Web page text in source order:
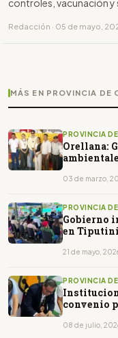
controles, vacunación y
Redacción · 05 de mayo,
MÁS EN PROVINCIA DE
PROVINCIA
Orellana:
03 de marzo,
PROVINCIA
Gobierno
en Tiputini
21 de mayo,
PROVINCIA
convenio
08 de julio,